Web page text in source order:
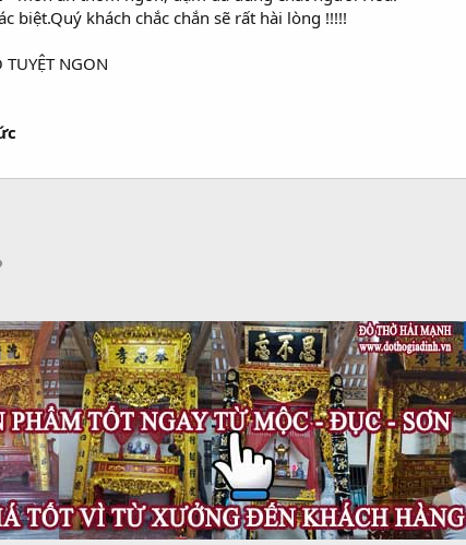
biệt.Quý khách chắc chắn sẽ rất hài lòng !!!!!
NGON